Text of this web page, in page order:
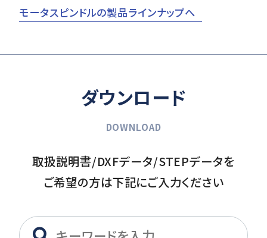
モータスピンドルの製品ラインナップへ
ダウンロード
DOWNLOAD
取扱説明書/DXFデータ/STEPデータを
ご希望の方は下記にご入力ください